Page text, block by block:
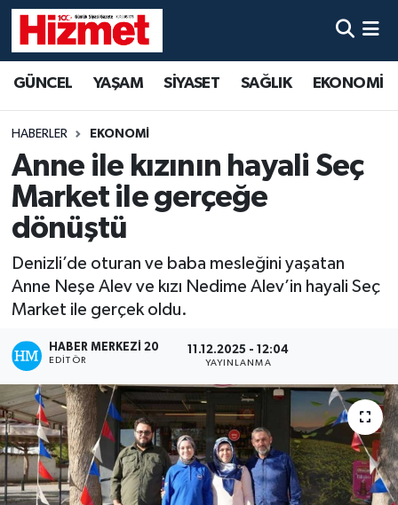
GÜNCEL YAŞAM SİYASET SAĞLIK EKONOMİ
HABERLER EKONOMİ
Anne ile kızının hayali Seç
Market ile gerçeğe
dönüştü
Denizli’de oturan ve baba mesleğini yaşatan
Anne Neşe Alev ve kızı Nedime Alev’in hayali Seç
Market ile gerçek oldu.
HABER MERKEZI 20
EDITÖR
11.12.2025 - 12:04
YAYINLANMA
YAŞAM
SİYASET
SAĞLIK
KÜLTÜR SANAT
SPOR
MAGAZİN
ÖZEL HABER
DTO
Denizli Hava Durumu
Denizli Trafik Yoğunluk Haritası
Süper Lig Puan Durumu ve Fikstür
Son Dakika Haberleri
Haber Arşivi